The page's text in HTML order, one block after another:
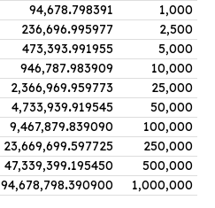
1,000
94,678.798391
2,500
236,696.995977
5,000
473,393.991955
10,000
946,787.983909
25,000
2,366,969.959773
50,000
4,733,939.919545
100,000
9,467,879.839090
250,000
23,669,699.597725
500,000
47,339,399.195450
1,000,000
94,678,798.390900